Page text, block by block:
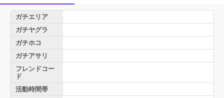
ガチエリア
ガチヤグラ
ガチホコ
ガチアサリ
フレンドコー
ド
活動時間帯